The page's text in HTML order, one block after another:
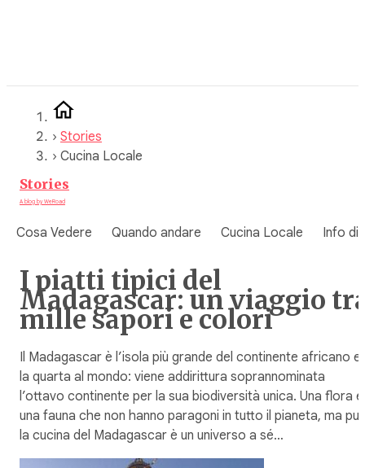
› Stories
› Cucina Locale
Stories
A blog by WeRoad
Cosa Vedere Quando andare Cucina Locale Info di
I piatti tipici del
Madagascar: un viaggio
mille sapori e colori
Il Madagascar è l’isola più grande del continente africano e
la quarta al mondo: viene addirittura soprannominata
l’ottavo continente per la sua biodiversità unica. Una flora e
una fauna che non hanno paragoni in tutto il pianeta, ma
la cucina del Madagascar è un universo a sé…